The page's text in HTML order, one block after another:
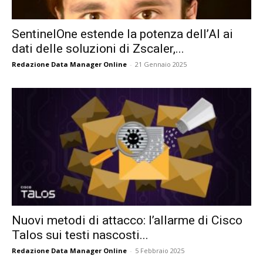
SentinelOne estende la potenza dell’AI ai
dati delle soluzioni di Zscaler,...
Redazione Data Manager Online - 21 Gennaio 2025
Nuovi metodi di attacco: l’allarme di Cisco
Talos sui testi nascosti...
Redazione Data Manager Online - 5 Febbraio 2025